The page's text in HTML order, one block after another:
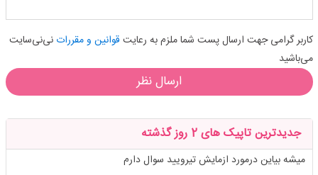
کاربر گرامی جهت ارسال پست شما ملزم به رعایت قوانین و مقرراتنی‌نی‌سایت
می‌باشید
ارسال نظر
جدیدترین تاپیک های 2 روز گذشته
میشه بیاین درمورد ازمایش تیرویید سوال دارم